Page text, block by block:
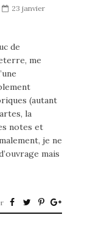
23 janvier
de
me
(autant
la
notes et
je ne
mais